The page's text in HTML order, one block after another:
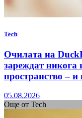
Tech
Очилата на
зареждат никога
пространство –
05.08.2026
Още от Tech